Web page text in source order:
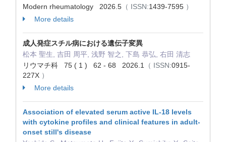
Modern rheumatology 2026.5 （ ISSN:1439-7595 ）
More details
成人発症スチル病における遺伝子変異
松本 聖生, 吉田 周平, 浅野 智之, 下島 恭弘, 右田 清志
リウマチ科 75 ( 1 ) 62 - 68 2026.1
（ ISSN:0915-
227X ）
More details
Association of elevated serum active IL-18 levels
with cytokine profiles and clinical features in adult-
onset still's disease